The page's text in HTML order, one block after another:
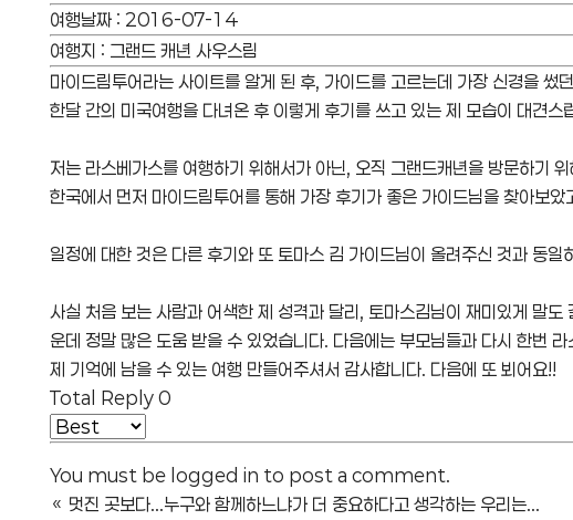
여행날짜 : 2016-07-14
여행지 : 그랜드 캐년 사우스림
마이드림투어라는 사이트를 알게 된 후, 가이드를 고르는데 가장 신경을 썼
한달 간의 미국여행을 다녀온 후 이렇게 후기를 쓰고 있는 제 모습이 대견
저는 라스베가스를 여행하기 위해서가 아닌, 오직 그랜드캐년을 방문하기
한국에서 먼저 마이드림투어를 통해 가장 후기가 좋은 가이드님을 찾아보
일정에 대한 것은 다른 후기와 또 토마스 김 가이드님이 올려주신 것과 동
사실 처음 보는 사람과 어색한 제 성격과 달리, 토마스김님이 재미있게 말
운데 정말 많은 도움 받을 수 있었습니다. 다음에는 부모님들과 다시 한번
제 기억에 남을 수 있는 여행 만들어주셔서 감사합니다. 다음에 또 뵈어요!!
Total Reply 0
You must be logged in to post a comment.
« 멋진 곳보다...누구와 함께하느냐가 더 중요하다고 생각하는 우리는...